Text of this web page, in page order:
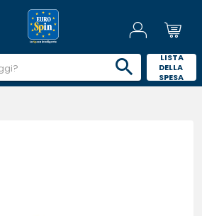
LISTA
DELLA
SPESA